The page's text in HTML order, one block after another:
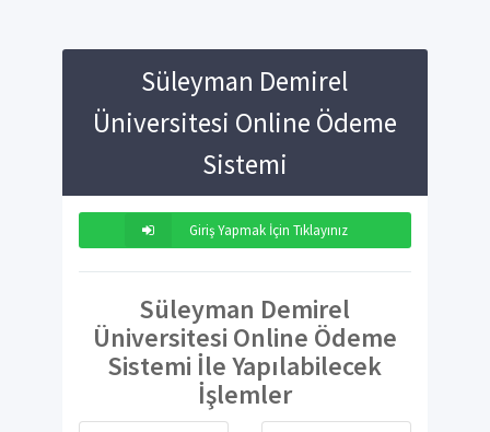
Süleyman Demirel
Üniversitesi Online Ödeme
Sistemi
Giriş Yapmak İçin Tıklayınız
Süleyman Demirel
Üniversitesi Online Ödeme
Sistemi İle Yapılabilecek
İşlemler